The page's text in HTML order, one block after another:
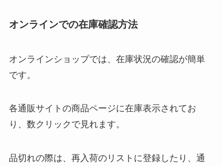
オンラインでの在庫確認方法
オンラインショップでは、在庫状況の確認が簡単
です。
各通販サイトの商品ページに在庫表示されてお
り、数クリックで見れます。
品切れの際は、再入荷のリストに登録したり、通